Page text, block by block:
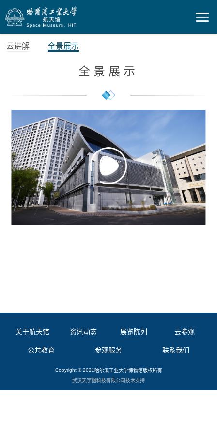
云讲解 全景展示
全景展示
关于航天馆 资讯动态 展览陈列 云参观
公共教育 参观服务 联系我们
Copyright © 2021 哈尔滨工业大学博物馆版权所有
武汉天宇图科技有限公司技术支持